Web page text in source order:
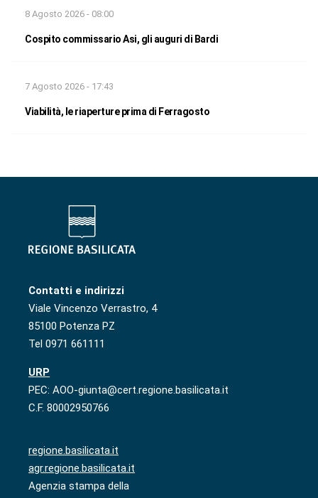
8 Agosto 2026 - 08:00
Cospito commissario Asi, gli auguri di Bardi
7 Agosto 2026 - 17:43
Viabilità, le riaperture prima di Ferragosto
Contatti e indirizzi
Viale Vincenzo Verrastro, 4
85100 Potenza PZ
Tel 0971 661111
URP
PEC: AOO-giunta@cert.regione.basilicata.it
C.F. 80002950766
regione.basilicata.it
agr.regione.basilicata.it
Agenzia stampa della